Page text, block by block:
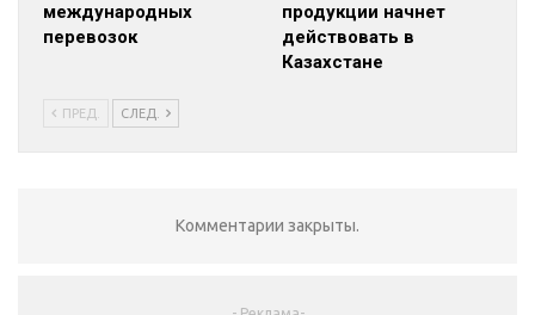
международных
перевозок
продукции начнет
действовать в
Казахстане
ПРЕД. СЛЕД.
Комментарии закрыты.